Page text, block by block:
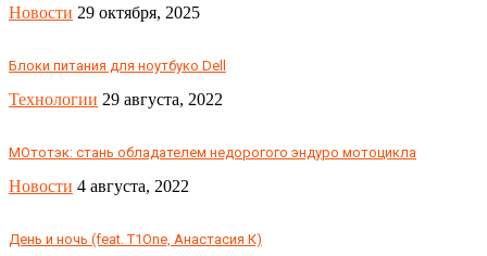
Новости 29 октября, 2025
Блоки питания для ноутбуко Dell
Технологии 29 августа, 2022
МОтотэк: стань обладателем недорогого эндуро мотоцикла
Новости 4 августа, 2022
День и ночь (feat. T1One, Анастасия К)